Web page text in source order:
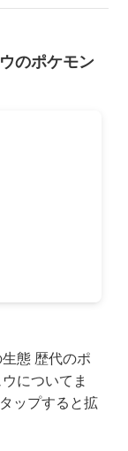
のポケモン
態 歴代のポ
についてま
ップすると拡